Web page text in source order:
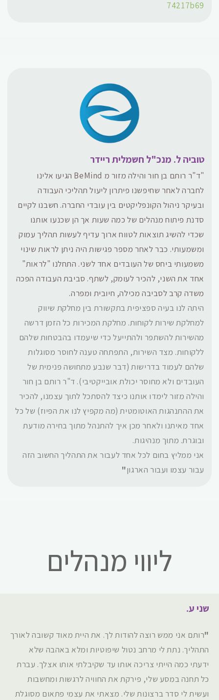
74217b69
טוביה ל. מנכ"ל חשמלית ריידר
"
ד"ר רותם בן חור והילה מזור מ BeMind הגיעו אלינו
לחברה לאחר שחיפשנו פיתרון ליעול תהליכי העבודה
ובעיקר ניהול הקונפליקטים בין עובדי החברה. חשבנו לקיים
סדנת פיתוח מנהלים של כמה שעות אך הן שכנעו אותנו
שכדי להשיג תוצאות לטווח ארוך עדיף לעשות תהליך עמוק
ומשמעותי. כבר לאחר מספר פגישות היה ניתן לראות שינוי
משמעותי ביחס של העובדים אחד לשני. התחלנו "לראות"
אחד את השני, להכיר לעומק, לשתף. סביבת העבודה הפכה
משדה קרב לסביבה מכילה, חיובית ומפרה.
היתה לנו בעיה ספציפית בתקשורת בין מחלקת שיווק
למחלקת שירות לקוחות. מחלקת המכירות כל הזמן דרשה
מהשירות להשתפר ולהתייעל כדי שיעמדו בהבטחות שלהם
ללקוחות. מצד השירות, התפתחה טענה לחוסר מסוגלות
שלהם לעמוד בדרישות (דבר שנבע מתחושה פנימית של
העובדים ולא מחוסר יכולת אובייקטיבי). ד"ר רותם בן חור
והילה מזור לימדו אותנו כיצד להסתכל לתוך עצמנו, להכיר
את ההתנהגות האוטומטית (מה מקפיץ לנו את הפיוז) של כל
אחד מאיתנו ולאחר מכן איך להתנהל מתוך בחירה מודעת
ובוגרת. מתוך מנהיגות.
אני ממליץ בחום לכל אחד לעבור את התהליך החשוב הזה
עבור עצמו ועבור הארגון"
ליווי מנהלים
שני ע.
"רותם אני ממש רוצה להודות לך. את היית מאוד קשובה לאורך
התהליך. נתת לי מרחב נטול שיפוטיות ומלא באהבה שלא
ידעתי כמה הייתי צריכה אותו עד שקיבלתי אותו אצלך. עברת
כל תחנה במסע שלי, פירקת את החוויה לרגשות ומחשבות
ועשית לי סדר ברצונות שלי. מצאתי את עצמי פתאום מסוגלת